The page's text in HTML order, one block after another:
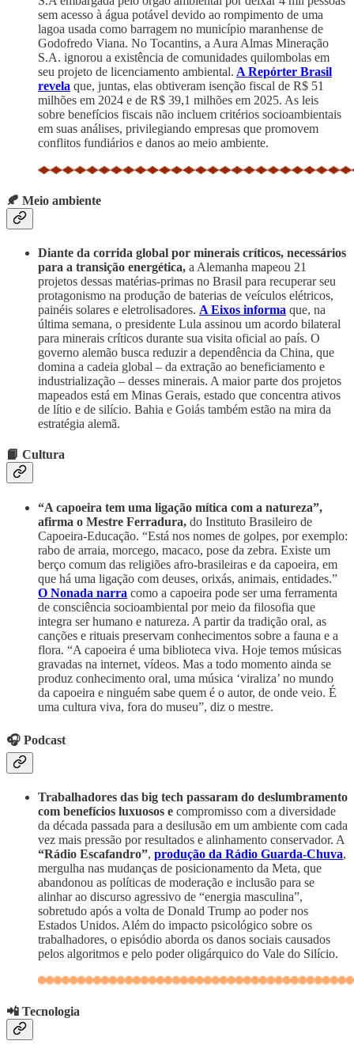
sem acesso à água potável devido ao rompimento de uma
lagoa usada como barragem no município maranhense de
Godofredo Viana. No Tocantins, a Aura Almas Mineração
S.A. ignorou a existência de comunidades quilombolas em
seu projeto de licenciamento ambiental. A Repórter Brasil
revela que, juntas, elas obtiveram isenção fiscal de R$ 51
milhões em 2024 e de R$ 39,1 milhões em 2025. As leis
sobre benefícios fiscais não incluem critérios socioambientais
em suas análises, privilegiando empresas que promovem
conflitos fundiários e danos ao meio ambiente.
🍂 Meio ambiente
Diante da corrida global por minerais críticos, necessários
para a transição energética, a Alemanha mapeou 21
projetos dessas matérias-primas no Brasil para recuperar seu
protagonismo na produção de baterias de veículos elétricos,
painéis solares e eletrolisadores. A Eixos informa que, na
última semana, o presidente Lula assinou um acordo bilateral
para minerais críticos durante sua visita oficial ao país. O
governo alemão busca reduzir a dependência da China, que
domina a cadeia global – da extração ao beneficiamento e
industrialização – desses minerais. A maior parte dos projetos
mapeados está em Minas Gerais, estado que concentra ativos
de lítio e de silício. Bahia e Goiás também estão na mira da
estratégia alemã.
📙 Cultura
“A capoeira tem uma ligação mítica com a natureza”,
afirma o Mestre Ferradura, do Instituto Brasileiro de
Capoeira-Educação. “Está nos nomes de golpes, por exemplo:
rabo de arraia, morcego, macaco, pose da zebra. Existe um
berço comum das religiões afro-brasileiras e da capoeira, em
que há uma ligação com deuses, orixás, animais, entidades.”
O Nonada narra como a capoeira pode ser uma ferramenta
de consciência socioambiental por meio da filosofia que
integra ser humano e natureza. A partir da tradição oral, as
canções e rituais preservam conhecimentos sobre a fauna e a
flora. “A capoeira é uma biblioteca viva. Hoje temos músicas
gravadas na internet, vídeos. Mas a todo momento ainda se
produz conhecimento oral, uma música ‘viraliza’ no mundo
da capoeira e ninguém sabe quem é o autor, de onde veio. É
uma cultura viva, fora do museu”, diz o mestre.
🎧 Podcast
Trabalhadores das big tech passaram do deslumbramento
com benefícios luxuosos e compromisso com a diversidade
da década passada para a desilusão em um ambiente com cada
vez mais pressão por resultados e alinhamento conservador. A
“Rádio Escafandro”, produção da Rádio Guarda-Chuva,
mergulha nas mudanças de posicionamento da Meta, que
abandonou as políticas de moderação e inclusão para se
alinhar ao discurso agressivo de “energia masculina”,
sobretudo após a volta de Donald Trump ao poder nos
Estados Unidos. Além do impacto psicológico sobre os
trabalhadores, o episódio aborda os danos sociais causados
pelos algoritmos e pelo poder oligárquico do Vale do Silício.
📲 Tecnologia